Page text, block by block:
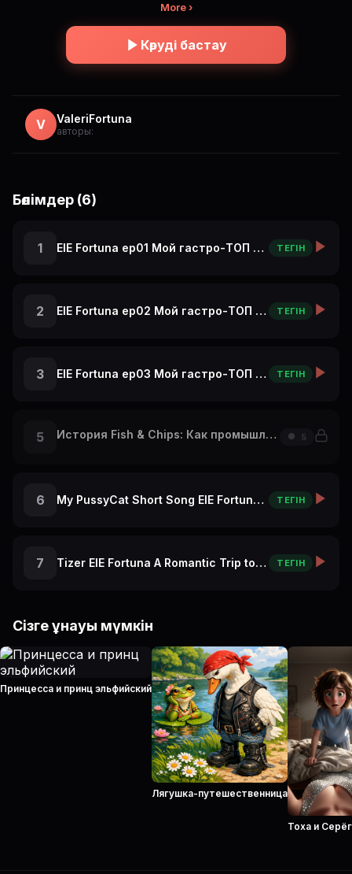
путешествие по самым красивым и иногда опасным
местам мира. Это не просто красивые виды. Это истории,
эмоции и правда о путешествиях: — где безопасно, а где
нет — сколько это стоит на самом деле — какую еду
истории в формате Shorts. Погрузись в атмосферу и
путешествуй вместе с ElE 🌍✨
More ›
Көруді бастау
V ValeriFortuna
авторы:
Бөлімдер (6)
1 ElE Fortuna ep01 Мой гастро-ТОП в Париже: с чего начать ТЕГІН
2 ElE Fortuna ep02 Мой гастро-ТОП в Париже: А Ты бы это съел? ТЕГІН
3 ElE Fortuna ep03 Мой гастро-ТОП в Париже: крутой ресторан на Эльфелевой Башне ТЕГІН
5 История Fish & Chips: Как промышленная революция накормила Британию! 🐟 5
6 My PussyCat Short Song ElE Fortuna Travel Vlog Re ТЕГІН
7 Tizer ElE Fortuna A Romantic Trip to Paris ТЕГІН
Сізге ұнауы мүмкін
Принцесса и принц эльфийский
Лягушка-путешественница
Тоха и